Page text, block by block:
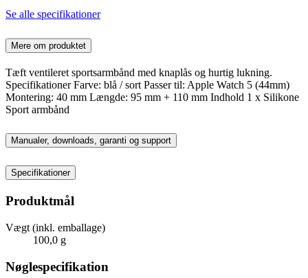
Se alle specifikationer
Mere om produktet
Tæft ventileret sportsarmbånd med knaplås og hurtig lukning.
Specifikationer Farve: blå / sort Passer til: Apple Watch 5 (44mm)
Montering: 40 mm Længde: 95 mm + 110 mm Indhold 1 x Silikone
Sport armbånd
Manualer, downloads, garanti og support
Specifikationer
Produktmål
Vægt (inkl. emballage)
100,0 g
Nøglespecifikation